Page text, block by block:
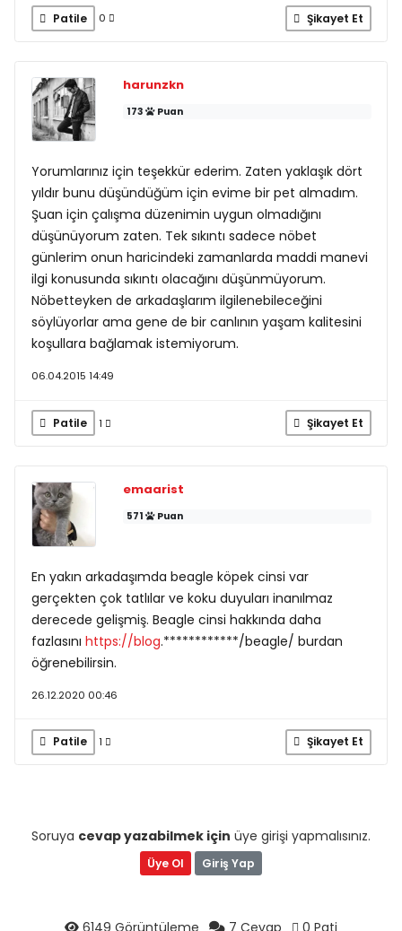
Patile 0 Şikayet Et
harunzkn
173 Puan
Yorumlarınız için teşekkür ederim. Zaten yaklaşık dört
yıldır bunu düşündüğüm için evime bir pet almadım.
Şuan için çalışma düzenimin uygun olmadığını
düşünüyorum zaten. Tek sıkıntı sadece nöbet
günlerim onun haricindeki zamanlarda maddi manevi
ilgi konusunda sıkıntı olacağını düşünmüyorum.
Nöbetteyken de arkadaşlarım ilgilenebileceğini
söylüyorlar ama gene de bir canlının yaşam kalitesini
koşullara bağlamak istemiyorum.
06.04.2015 14:49
Patile 1 Şikayet Et
emaarist
571 Puan
En yakın arkadaşımda beagle köpek cinsi var
gerçekten çok tatlılar ve koku duyuları inanılmaz
derecede gelişmiş. Beagle cinsi hakkında daha
fazlasını https://blog.************/beagle/ burdan
öğrenebilirsin.
26.12.2020 00:46
Patile 1 Şikayet Et
Soruya cevap yazabilmek için üye girişi yapmalısınız.
Üye Ol Giriş Yap
6149 Görüntüleme 7 Cevap 0 Pati